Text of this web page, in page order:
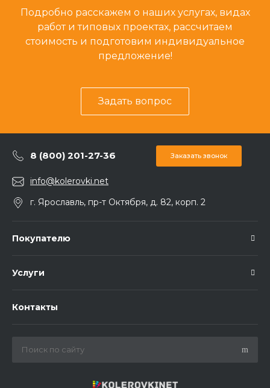
Подробно расскажем о наших услугах, видах
работ и типовых проектах, рассчитаем
стоимость и подготовим индивидуальное
предложение!
Задать вопрос
8 (800) 201-27-36 Заказать звонок
info@kolerovki.net
г. Ярославль, пр-т Октября, д. 82, корп. 2
Покупателю
Услуги
Контакты